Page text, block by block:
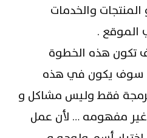
والخدمات
الموقع .
تكون هذه الخطوة
سوف يكون في هذه
فقط وليس مشاكل و
غير مفهومه … لأن عمل